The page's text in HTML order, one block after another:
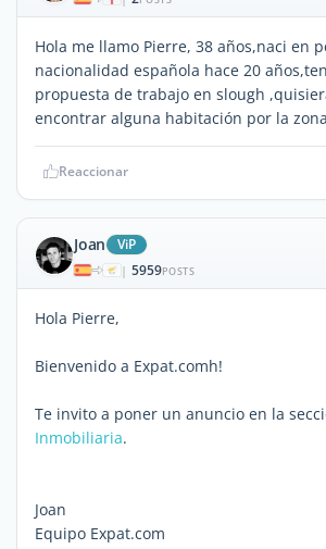
Hola me llamo Pierre, 38 años,naci en
nacionalidad española hace 20
propuesta de trabajo en slough
encontrar alguna habitación por la
Reaccionar
Joan ViP
| 5959POSTS
Hola Pierre,
Bienvenido a Expat.comh!
Te invito a poner un anuncio en la
Inmobiliaria.
Joan
Equipo Expat.com